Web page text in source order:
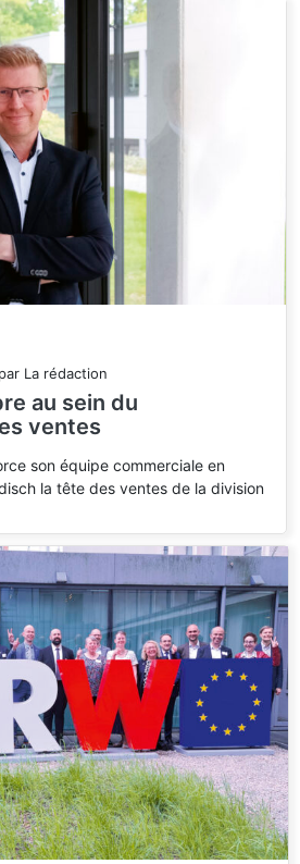
par La rédaction
au sein du
ventes
son équipe commerciale en
la tête des ventes de la division